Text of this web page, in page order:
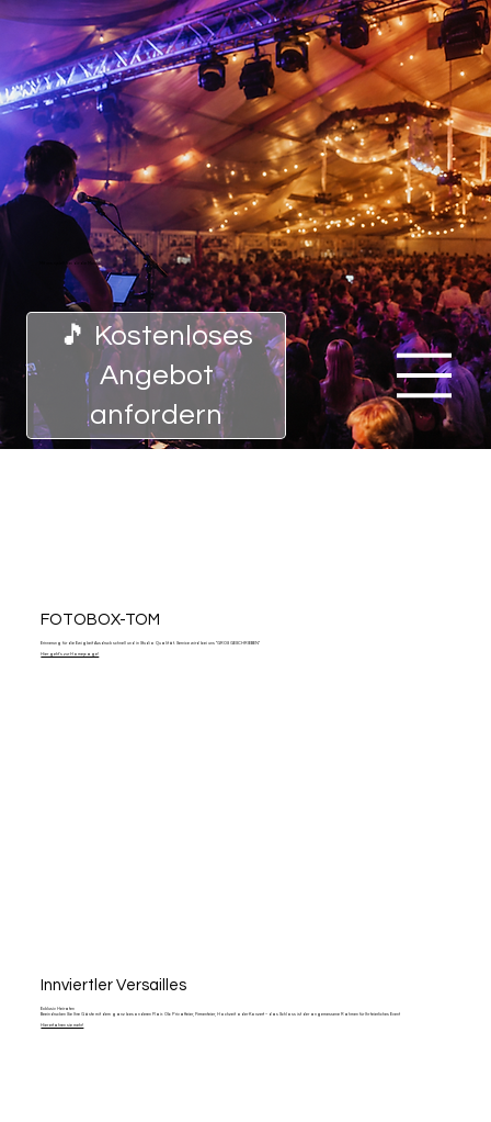
Mit uns spielt bei dir die Musik!
🎵 Kostenloses
Angebot
anfordern
FOTOBOX-TOM
Erinnerung für die Ewigkeit Ausdruck schnell und in Studio Qualität. Service wird bei uns "GROß GESCHRIEBEN"
Hier geht's zur Homepage!
Innviertler Versailles
Exklusiv Heiraten
Beeindrucken Sie Ihre Gäste mit dem ganz besonderen Flair. Ob Privatfeier, Firmenfeier, Hochzeit oder Konzert – das Schloss ist der angemessene Rahmen für Ihr feierliches Event
Hier erfahren sie mehr!